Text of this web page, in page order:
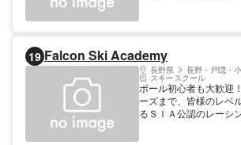
術に合わせて最適な技
しみ方をご提案します
ート。
19 Falcon Ski Academy
長野県 長野・戸隠・
スキースクール
ポール初心者も大歓迎
ーズまで、皆様のレベ
るＳＩＡ公認のレーシ